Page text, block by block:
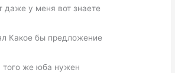
даже у меня вот знаете
Какое бы предложение
того же юба нужен